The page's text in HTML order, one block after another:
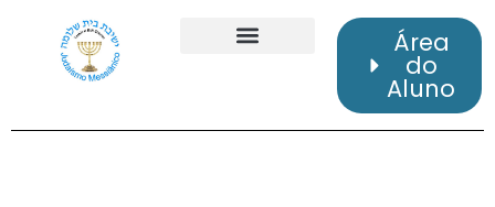
Área
do
Aluno